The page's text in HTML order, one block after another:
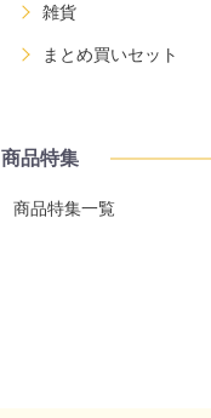
雑貨
まとめ買いセット
商品特集
商品特集一覧